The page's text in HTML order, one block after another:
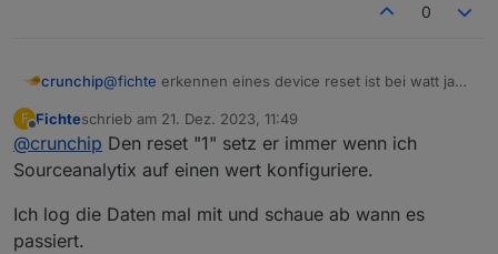
Aber ab irgend einen Punkt Springt er dann auf solche
es nicht an Utopischen leistungswerten liegt, aber da ist
alles Super und nie ein wert Über 12000 Watt.
Habe noch andere Geräte wie EM3 und Gosund etc.
und dort funktioniert alles super.
Hat oder hatte jemand schon das selbe Problem
und/oder gibt es hier eine Lösung.?
0
crunchip@fichte erkennen eines device reset ist bei watt ja
@fichte sagte in [SourceAnalytix 0.4.8-Final]
Released !:
Aber ab irgend einen Punkt Springt er dann auf
solche werte.
bestimmte Uhrzeit?
F Fichteschrieb am 21. Dez. 2023, 11:49
zuletzt editiert von
@crunchip Den reset "1" setz er immer wenn ich
Sourceanalytix auf einen wert konfiguriere.
Ich log die Daten mal mit und schaue ab wann es
passiert.